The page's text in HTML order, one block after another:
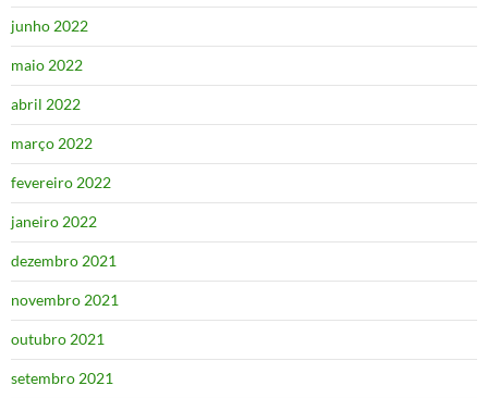
junho 2022
maio 2022
abril 2022
março 2022
fevereiro 2022
janeiro 2022
dezembro 2021
novembro 2021
outubro 2021
setembro 2021